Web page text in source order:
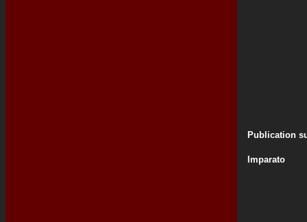
Publication
Imparato